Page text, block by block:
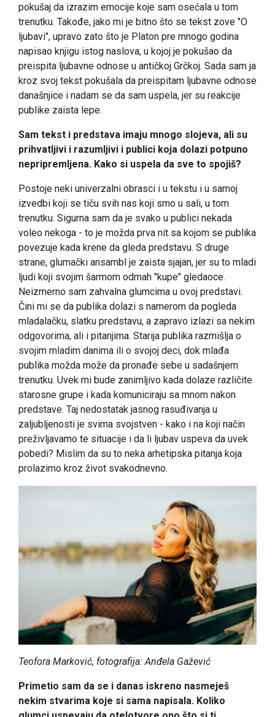
pokušaj da izrazim emocije koje sam osećala u tom
trenutku. Takođe, jako mi je bitno što se tekst zove "O
ljubavi", upravo zato što je Platon pre mnogo godina
napisao knjigu istog naslova, u kojoj je pokušao da
preispita ljubavne odnose u antičkoj Grčkoj. Sada sam ja
kroz svoj tekst pokušala da preispitam ljubavne odnose
današnjice i nadam se da sam uspela, jer su reakcije
publike zaista lepe.
Sam tekst i predstava imaju mnogo slojeva, ali su
prihvatljivi i razumljivi i publici koja dolazi potpuno
nepripremljena. Kako si uspela da sve to spojiš?
Postoje neki univerzalni obrasci i u tekstu i u samoj
izvedbi koji se tiču svih nas koji smo u sali, u tom
trenutku. Sigurna sam da je svako u publici nekada
voleo nekoga - to je možda prva nit sa kojom se publika
povezuje kada krene da gleda predstavu. S druge
strane, glumački ansambl je zaista sjajan, jer su to mladi
ljudi koji svojim šarmom odmah "kupe" gledaoce.
Neizmerno sam zahvalna glumcima u ovoj predstavi.
Čini mi se da publika dolazi s namerom da pogleda
mladalačku, slatku predstavu, a zapravo izlazi sa nekim
odgovorima, ali i pitanjima. Starija publika razmišlja o
svojim mladim danima ili o svojoj deci, dok mlađa
publika možda može da pronađe sebe u sadašnjem
trenutku. Uvek mi bude zanimljivo kada dolaze različite
starosne grupe i kada komuniciraju sa mnom nakon
predstave. Taj nedostatak jasnog rasuđivanja u
zaljubljenosti je svima svojstven - kako i na koji način
preživljavamo te situacije i da li ljubav uspeva da uvek
pobedi? Mislim da su to neka arhetipska pitanja koja
prolazimo kroz život svakodnevno.
Teofora Marković, fotografija: Anđela Gažević
Primetio sam da se i danas iskreno nasmeješ
nekim stvarima koje si sama napisala. Koliko